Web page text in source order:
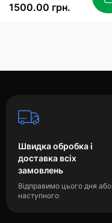
1500.00 грн.
Швидка обробка і
доставка всіх
замовлень
Відправимо цього дня або
наступного